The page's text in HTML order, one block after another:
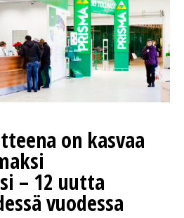
on kasvaa
– 12 uutta
vuodessa